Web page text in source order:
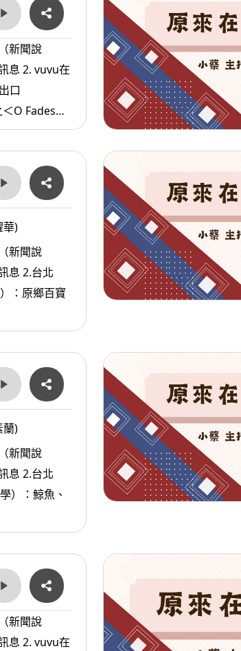
新聞說
在
口
O Fades因
訊）：紓壓
華)
新聞說
北
：原鄉百寶
蘭)
新聞說
北
）：鯨魚、
新聞說
在